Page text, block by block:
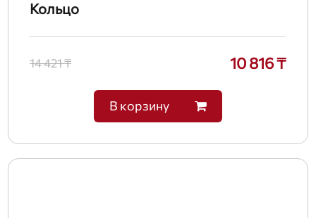
Кольцо
14 421 ₸ 10 816 ₸
В корзину